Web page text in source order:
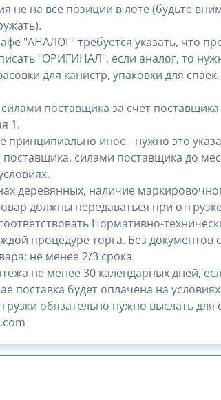
не на все позиции в лоте (будьте
"АНАЛОГ" требуется указать, что
"ОРИГИНАЛ", если аналог, то
для канистр, упаковки для
поставщика за счет
1.
принципиально иное - нужно это
поставщика, силами поставщика до
деревянных, наличие
должны передаваться при
Нормативно-
процедуре торга. Без документов
не менее 2/3 срока.
не менее 30 календарных дней,
поставка будет оплачена на
обязательно нужно выслать